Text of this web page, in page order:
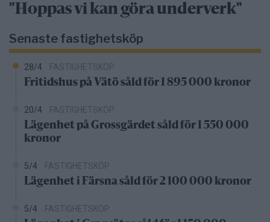
"Hoppas vi kan göra underverk"
Senaste fastighetsköp
28/4 FASTIGHETSKÖP
Fritidshus på Vätö såld för 1 895 000 kronor
20/4 FASTIGHETSKÖP
Lägenhet på Grossgärdet såld för 1 550 000
kronor
5/4 FASTIGHETSKÖP
Lägenhet i Färsna såld för 2 100 000 kronor
5/4 FASTIGHETSKÖP